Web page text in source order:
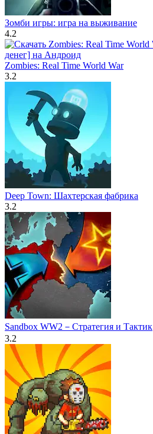
Зомби игры: игра на выживание
4.2
Zombies: Real Time World War
3.2
Deep Town: Шахтерская фабрика
3.2
Sandbox WW2－Стратегия и Тактик
3.2